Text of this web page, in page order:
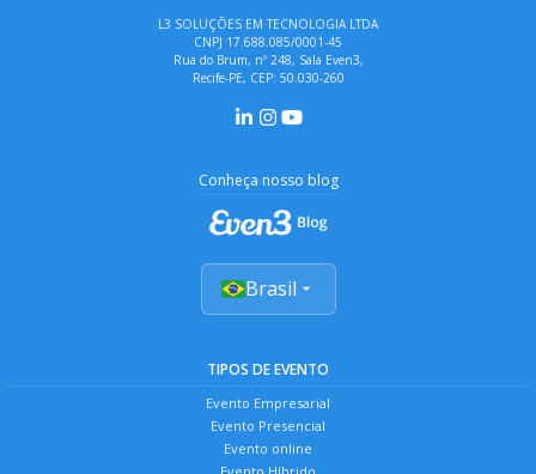
L3 SOLUÇÕES EM TECNOLOGIA LTDA
CNPJ 17.688.085/0001-45
Rua do Brum, nº 248, Sala Even3,
Recife-PE, CEP: 50.030-260
Conheça nosso blog
Brasil
TIPOS DE EVENTO
Evento Empresarial
Evento Presencial
Evento online